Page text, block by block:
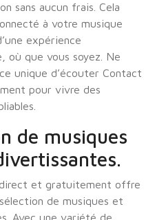
sans aucun frais. Cela
à votre musique
expérience
où que vous soyez. Ne
unique d’écouter Contact
pour vivre des
de musiques
et gratuitement offre
de musiques et
Avec une variété de